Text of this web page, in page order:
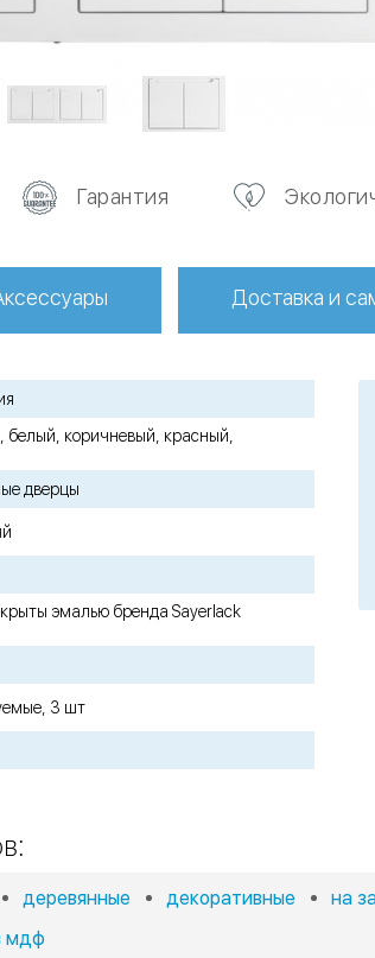
Гарантия
Доставка и
белый, коричневый, красный,
дверцы
эмалью бренда Sayerlack
3 шт
деревянные декоративные на
мдф